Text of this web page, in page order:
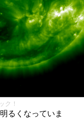
ク！
るくなっていま